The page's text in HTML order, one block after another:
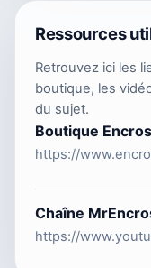
Ressources
Retrouvez ici les
boutique, les
du sujet.
Boutique Encros
https://
Chaîne
https://